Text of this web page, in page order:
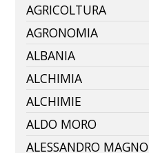
AGRICOLTURA
AGRONOMIA
ALBANIA
ALCHIMIA
ALCHIMIE
ALDO MORO
ALESSANDRO MAGNO